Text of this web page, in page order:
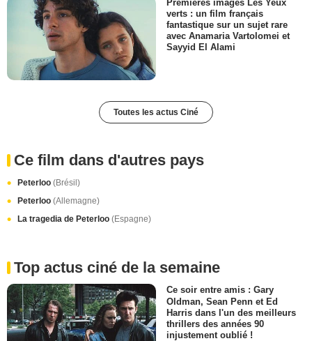
Premières images Les Yeux
verts : un film français
fantastique sur un sujet rare
avec Anamaria Vartolomei et
Sayyid El Alami
Toutes les actus Ciné
Ce film dans d'autres pays
Peterloo (Brésil)
Peterloo (Allemagne)
La tragedia de Peterloo (Espagne)
Top actus ciné de la semaine
Ce soir entre amis : Gary
Oldman, Sean Penn et Ed
Harris dans l'un des meilleurs
thrillers des années 90
injustement oublié !